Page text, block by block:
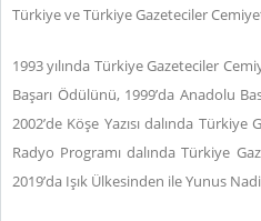
Türkiye ve Türkiye Gazeteciler
1993 yılında Türkiye Gazeteciler
Başarı Ödülünü, 1999’da Anadolu
2002’de Köşe Yazısı dalında
Radyo Programı dalında Türkiye
2019’da Işık Ülkesinden ile Yunus